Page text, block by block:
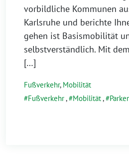
vorbildliche Kommunen
Karlsruhe und berichte
gehen ist Basismobilität
selbstverständlich. Mit
[…]
Fußverkehr, Mobilität
Fußverkehr, Mobilität,